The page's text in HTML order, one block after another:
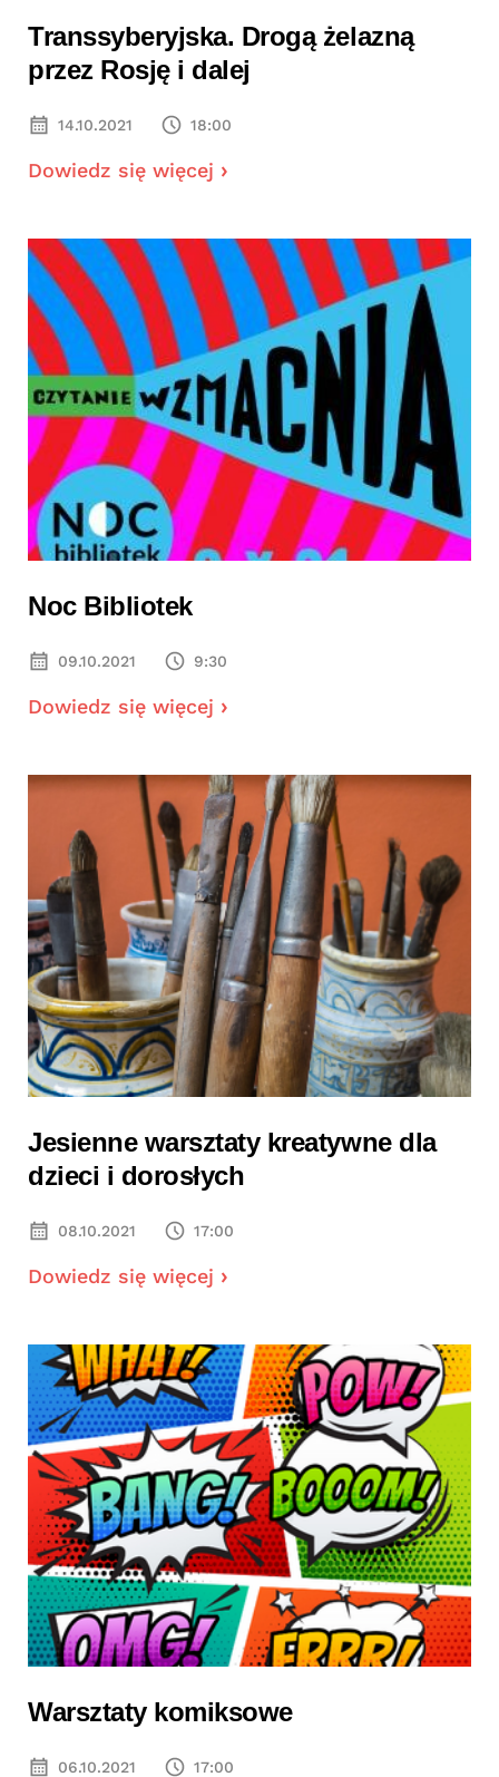
Transsyberyjska. Drogą żelazną
przez Rosję i dalej
14.10.2021 18:00
Dowiedz się więcej
Noc Bibliotek
09.10.2021 9:30
Dowiedz się więcej
Jesienne warsztaty kreatywne dla
dzieci i dorosłych
08.10.2021 17:00
Dowiedz się więcej
Warsztaty komiksowe
06.10.2021 17:00